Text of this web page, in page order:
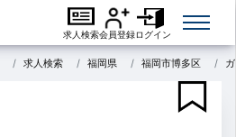
求人検索会員登録ログイン
求人検索 福岡県 福岡市博多区